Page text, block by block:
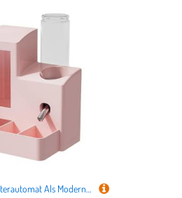
ＡＷＨＡＯ Futterautomat Als Moderne Futterstation mit Trinkflasche Und Futternapf Modisches Aussehen mit Großer Kapazität für Kleintiere Und Als Geschenk für T, Rosa 120ml Flasche